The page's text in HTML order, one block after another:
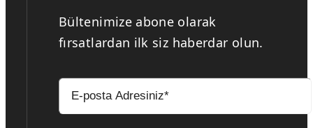
Bültenimize abone olarak
fırsatlardan ilk siz haberdar olun.